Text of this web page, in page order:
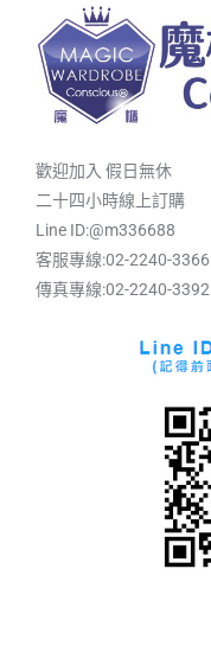
歡迎加入 假日無休
二十四小時線上訂購
Line ID:@m336688
客服專線:02-2240-3366
傳真專線:02-2240-3392